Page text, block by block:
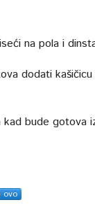
na pola i
dodati
bude gotova
ovo